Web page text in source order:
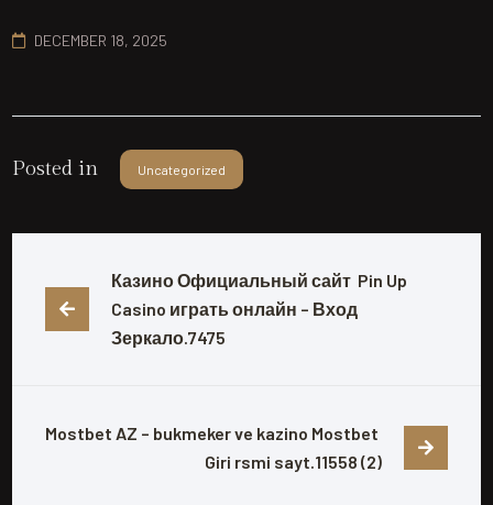
DECEMBER 18, 2025
Posted in Uncategorized
Казино Официальный сайт  Pin Up
Casino играть онлайн – Вход
Зеркало.7475
Mostbet AZ – bukmeker ve kazino Mostbet
Giri rsmi sayt.11558 (2)